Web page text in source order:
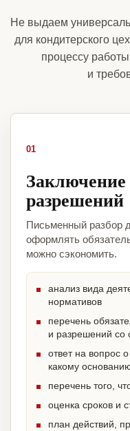
Не выдаем
для кондитерского
процессу
и
01
Заключение
разрешений
Письменный разбор
оформлять
можно сэкономить.
анализ вида
нормативов
перечень
и разрешений со
ответ на вопрос
какому
перечень того,
оценка сроков и
план действий,